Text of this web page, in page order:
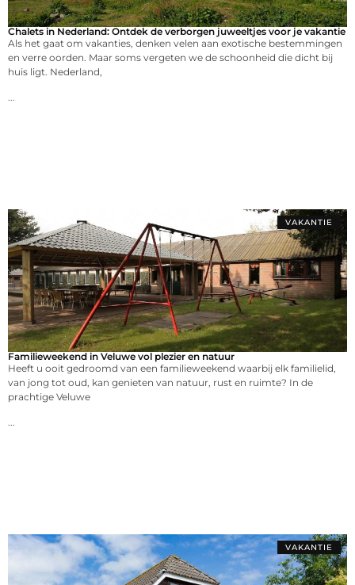
Chalets in Nederland: Ontdek de verborgen juweeltjes voor je vakantie
Als het gaat om vakanties, denken velen aan exotische bestemmingen
en verre oorden. Maar soms vergeten we de schoonheid die dicht bij
huis ligt. Nederland,
...
VAKANTIE
Familieweekend in Veluwe vol plezier en natuur
Heeft u ooit gedroomd van een familieweekend waarbij elk familielid,
van jong tot oud, kan genieten van natuur, rust en ruimte? In de
prachtige Veluwe
...
VAKANTIE